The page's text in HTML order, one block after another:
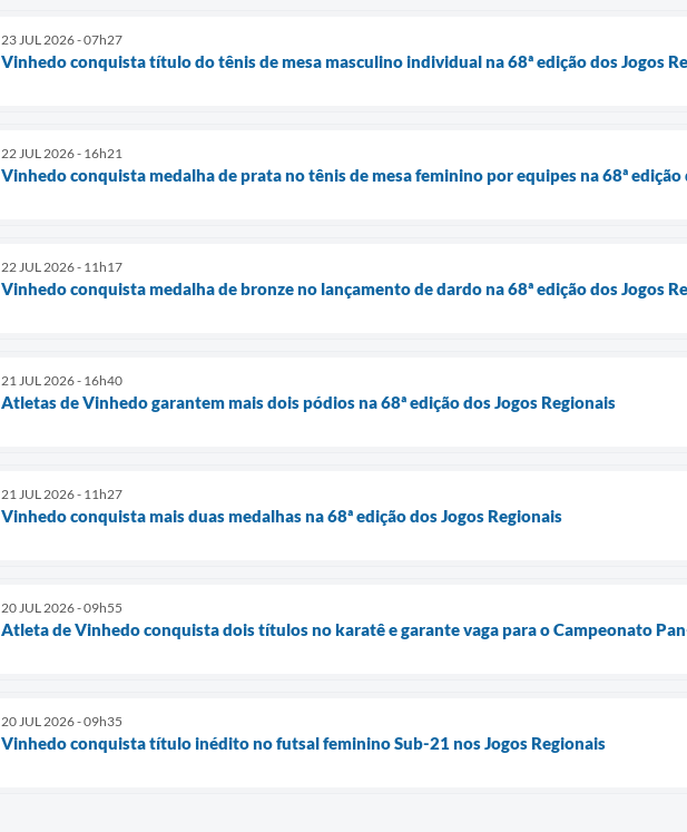
23 JUL 2026 - 07h27
Vinhedo conquista título do tênis de mesa masculino individual na 68ª edição dos Jogos
22 JUL 2026 - 16h21
Vinhedo conquista medalha de prata no tênis de mesa feminino por equipes na 68ª edição
22 JUL 2026 - 11h17
Vinhedo conquista medalha de bronze no lançamento de dardo na 68ª edição dos Jogos
21 JUL 2026 - 16h40
Atletas de Vinhedo garantem mais dois pódios na 68ª edição dos Jogos Regionais
21 JUL 2026 - 11h27
Vinhedo conquista mais duas medalhas na 68ª edição dos Jogos Regionais
20 JUL 2026 - 09h55
Atleta de Vinhedo conquista dois títulos no karatê e garante vaga para o Campeonato
20 JUL 2026 - 09h35
Vinhedo conquista título inédito no futsal feminino Sub-21 nos Jogos Regionais